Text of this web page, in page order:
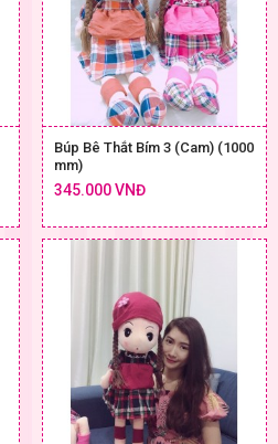
Búp Bê Thắt Bím 3 (Cam) (1000
mm)
345.000 VNĐ